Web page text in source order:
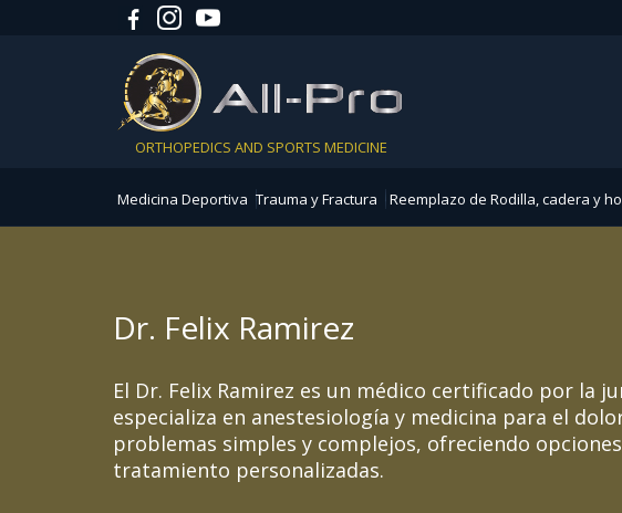
ORTHOPEDICS AND SPORTS MEDICINE
Medicina Deportiva Trauma y Fractura Reemplazo de Rodilla, cadera y
Dr. Felix Ramirez
El Dr. Felix Ramirez es un médico certificado por la
especializa en anestesiología y medicina para el
problemas simples y complejos, ofreciendo
tratamiento personalizadas.